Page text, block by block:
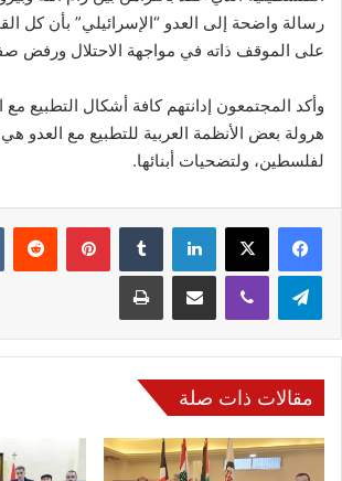
رسالة واضحة إلى العدو “الإسرائيلي” بأن كل
على الموقف ذاته في مواجهة الاحتلال ورفض
وأكد المجتمعون إدانتهم كافة أشكال التطبيع مع
هرولة بعض الأنظمة العربية للتطبيع مع العدو
لفلسطين، ولتضحيات أبنائها.
فيسبوك لينكدإن بينتيريست
مقالات ذات صلة